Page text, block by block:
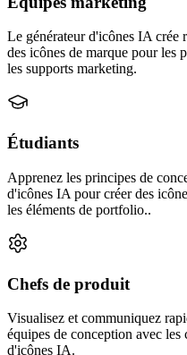
Le générateur d'icônes IA crée
des icônes de marque pour les
les supports marketing.
Étudiants
Apprenez les principes de
d'icônes IA pour créer des
les éléments de portfolio..
Chefs de produit
Visualisez et communiquez
équipes de conception avec les
d'icônes IA.